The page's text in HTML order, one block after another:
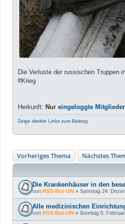
Die Verluste der russischen Truppen
#Krieg
Herkunft: Nur eingeloggte Mitglieder
Zeige direkte Links zum Beitrag
Vorheriges Thema Nächstes
Die Krankenhäuser in den
von RSS-Bot-UN » Samstag 24.
Alle medizinischen
von RSS-Bot-UN » Sonntag 5.